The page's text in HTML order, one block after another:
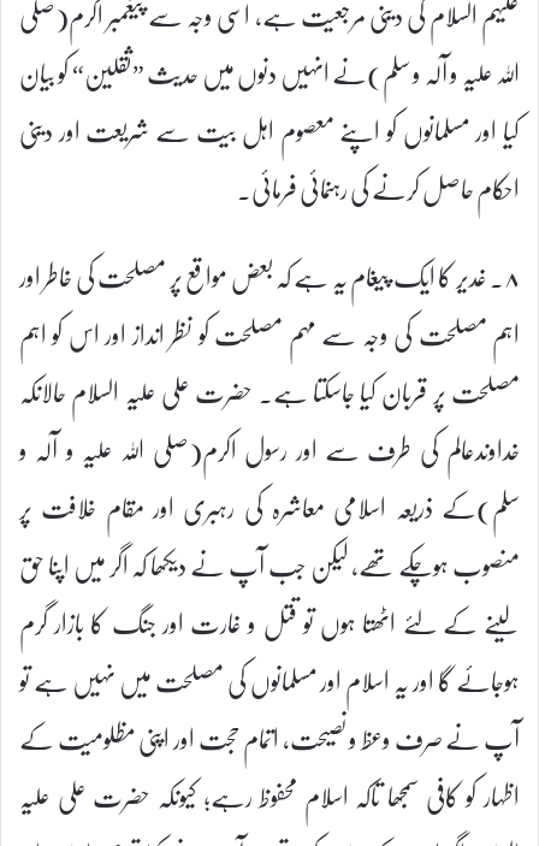
علیہم السلام کی دینی مرجعیت ہے، اسی وجہ سے پیغمبر اکرم(صلی
اللہ علیہ و آلہ و سلم)نے انہیں دنوں میں حدیث ”ثقلین“ کو بیان
کیا اور مسلمانوں کو اپنے معصوم اہل بیت سے شریعت اور دینی
احکام حاصل کرنے کی رہنمائی فرمائی۔
۸۔ غدیر کا ایک پیغام یہ ہے کہ بعض مواقع پر مصلحت کی خاطر اور
اہم مصلحت کی وجہ سے مہم مصلحت کو نظر انداز اور اس کو اہم
مصلحت پر قربان کیا جاسکتا ہے۔ حضرت علی علیہ السلام حالانکہ
خداوندعالم کی طرف سے اور رسول اکرم(صلی اللہ علیہ و آلہ و
سلم)کے ذریعہ اسلامی معاشرہ کی رہبری اور مقام خلافت پر
منصوب ہوچکے تھے، لیکن جب آپ نے دیکھا کہ اگر میں اپنا حق
لینے کے لئے اٹھتا ہوں تو قتل و غارت اور جنگ کا بازار گرم
ہوجائے گا اور یہ اسلام اور مسلمانوں کی مصلحت میں نہیں ہے تو
آپ نے صرف وعظ و نصیحت، اتمام حجت اور اپنی مظلومیت کے
اظہار کو کافی سمجھا تاکہ اسلام محفوظ رہے؛ کیونکہ حضرت علی علیہ